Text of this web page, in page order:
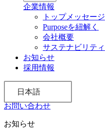
企業情報
トップメッセージ
Purposeを紐解く
会社概要
サステナビリティ
お知らせ
採用情報
日本語
お問い合わせ
お知らせ